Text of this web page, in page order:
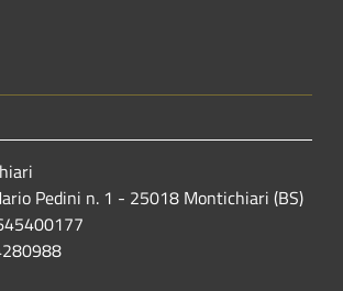
Pedini n. 1 - 25018 Montichiari (BS)